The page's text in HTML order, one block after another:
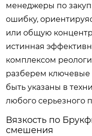
менеджеры по
ошибку,
или общую
истинная
комплексом
разберем
быть указаны в
любого серьезного
Вязкость по
смешения